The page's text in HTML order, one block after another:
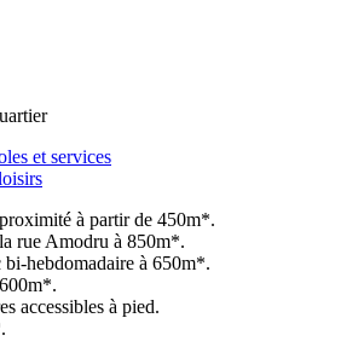
et services
à partir de 450m*.
rue Amodru à 850m*.
bi-hebdomadaire à 650m*.
accessibles à pied.